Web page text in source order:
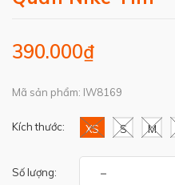
390.000₫
Mã sản phẩm: IW8169
Kích thước: XS S M
Số lượng: -